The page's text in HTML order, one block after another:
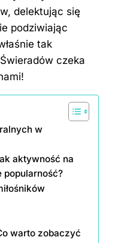
delektując się
podziwiając
tak
czeka
w
aktywność na
warto zobaczyć